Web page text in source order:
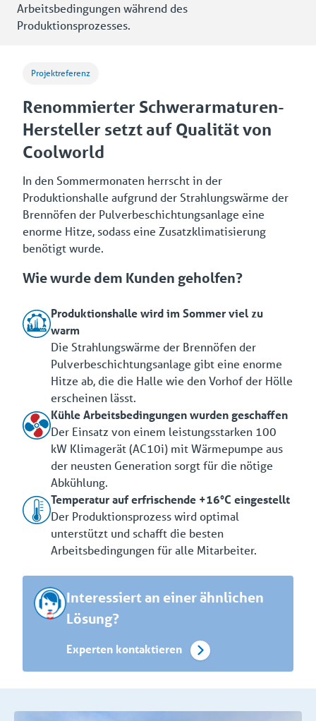
Projektreferenz
Renommierter Schwerarmaturen-
Hersteller setzt auf Qualität von
Coolworld
In den Sommermonaten herrscht in der
Produktionshalle aufgrund der Strahlungswärme der
Brennöfen der Pulverbeschichtungsanlage eine
enorme Hitze, sodass eine Zusatzklimatisierung
benötigt wurde.
Wie wurde dem Kunden geholfen?
Produktionshalle wird im Sommer viel zu
warm
Die Strahlungswärme der Brennöfen der
Pulverbeschichtungsanlage gibt eine enorme
Hitze ab, die die Halle wie den Vorhof der Hölle
erscheinen lässt.
Kühle Arbeitsbedingungen wurden geschaffen
Der Einsatz von einem leistungsstarken 100
kW Klimagerät (AC10i) mit Wärmepumpe aus
der neusten Generation sorgt für die nötige
Abkühlung.
Temperatur auf erfrischende +16°C eingestellt
Der Produktionsprozess wird optimal
unterstützt und schafft die besten
Arbeitsbedingungen für alle Mitarbeiter.
Interessiert an einer ähnlichen
Lösung?
Experten kontaktieren
Arbeitsbedingungen während des
Produktionsprozesses.